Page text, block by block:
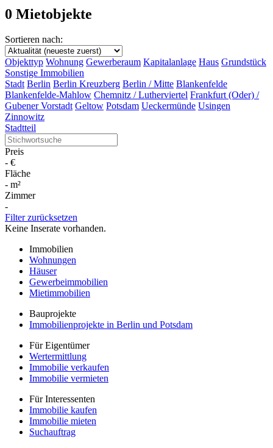
0 Mietobjekte
Sortieren nach:
Objekttyp Wohnung Gewerberaum Kapitalanlage Haus Grundstück
Sonstige Immobilien
Stadt Berlin Berlin Kreuzberg Berlin / Mitte Blankenfelde
Blankenfelde-Mahlow Chemnitz / Lutherviertel Frankfurt (Oder) /
Gubener Vorstadt Geltow Potsdam Ueckermünde Usingen
Zinnowitz
Stadtteil
Preis
- €
Fläche
- m²
Zimmer
-
Filter zurücksetzen
Keine Inserate vorhanden.
Immobilien
Wohnungen
Häuser
Gewerbeimmobilien
Mietimmobilien
Bauprojekte
Immobilienprojekte in Berlin und Potsdam
Für Eigentümer
Wertermittlung
Immobilie verkaufen
Immobilie vermieten
Für Interessenten
Immobilie kaufen
Immobilie mieten
Suchauftrag